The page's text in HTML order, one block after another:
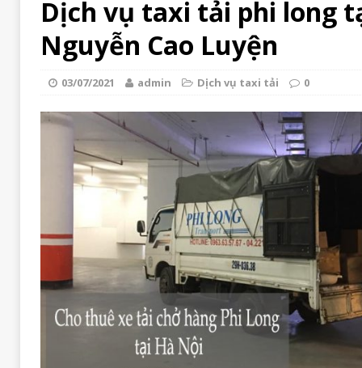
Dịch vụ taxi tải phi long
Nguyễn Cao Luyện
03/07/2021 admin Dịch vụ taxi tải 0